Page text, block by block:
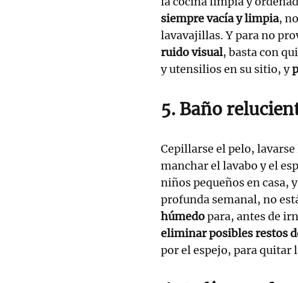
siempre vacía y limpia,
lavavajillas. Y para no
ruido visual, basta con
y utensilios en su sitio, y
5. Baño
Cepillarse el pelo,
manchar el lavabo y el
niños pequeños en casa,
profunda semanal, no
húmedopara, antes de
eliminar posibles restos
por el espejo, para quitar